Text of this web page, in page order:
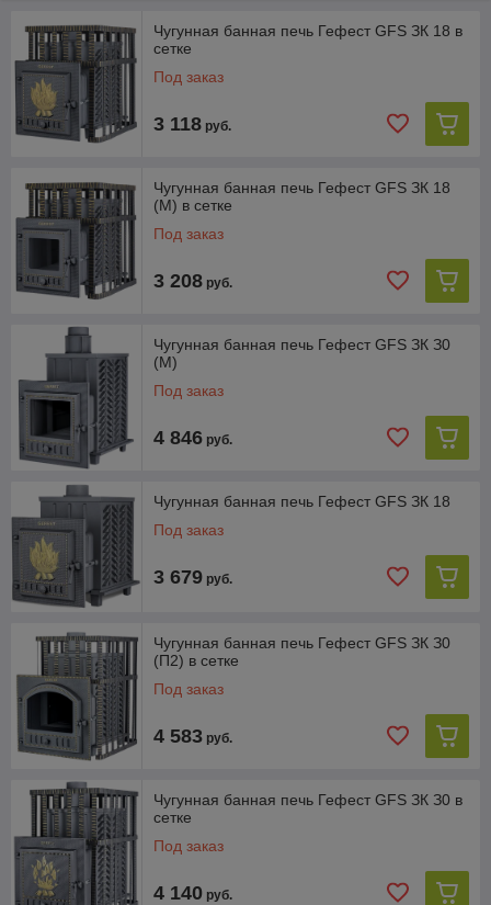
ПЕЧЬ ПОЛНОСТЬЮ изготовлена из чугуна
Высокая ПРОЧНОСТЬ И НАДЕЖНОСТЬ
ДИСПЕРСНЫЙ ПАР
Срок службы
Двухкамерная топка С АКТИВНЫМ
ПИРОЛИЗНЫМ ДОЖИГОМ
Чугунная банная печь Гефест GFS ЗК 18 в
сетке
Под заказ
3 118 руб.
Чугунная банная печь Гефест GFS ЗК 18
(M) в сетке
Под заказ
3 208 руб.
Чугунная банная печь Гефест GFS ЗК З0
(M)
Под заказ
4 846 руб.
Чугунная банная печь Гефест GFS ЗК 18
Под заказ
3 679 руб.
Чугунная банная печь Гефест GFS ЗК З0
(П2) в сетке
Под заказ
4 583 руб.
Чугунная банная печь Гефест GFS ЗК З0 в
сетке
Под заказ
4 140 руб.